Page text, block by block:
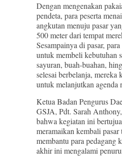
Dengan mengenakan
pendeta, para peserta
angkutan menuju pasar
500 meter dari tempat
Sesampainya di pasar,
untuk membeli kebutuhan
sayuran, buah-buahan,
selesai berbelanja, mereka
untuk melanjutkan agenda
Ketua Badan Pengurus
GSJA, Pdt. Sarah
bahwa kegiatan ini
meramaikan kembali pasar
membantu para pedagang
akhir ini mengalami